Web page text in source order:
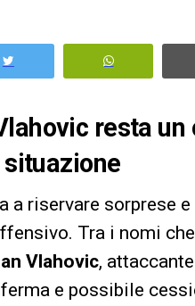
resta
situazione
a riservare sorprese
Tra i nomi
Vlahovic,
e possibile